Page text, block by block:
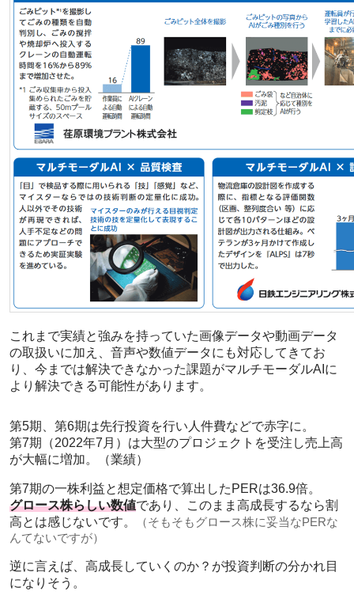
これまで実績と強みを持っていた画像データや動画データ
の取扱いに加え、音声や数値データにも対応してきてお
り、今までは解決できなかった課題がマルチモーダルAIに
より解決できる可能性があります。
第5期、第6期は先行投資を行い人件費などで赤字に。
第7期（2022年7月）は大型のプロジェクトを受注し売上高
が大幅に増加。（業績）
第7期の一株利益と想定価格で算出したPERは36.9倍。
グロース株らしい数値であり、このまま高成長するなら割
高とは感じないです。
（そもそもグロース株に妥当なPERな
んてないですが）
逆に言えば、高成長していくのか？が投資判断の分かれ目
になりそう。